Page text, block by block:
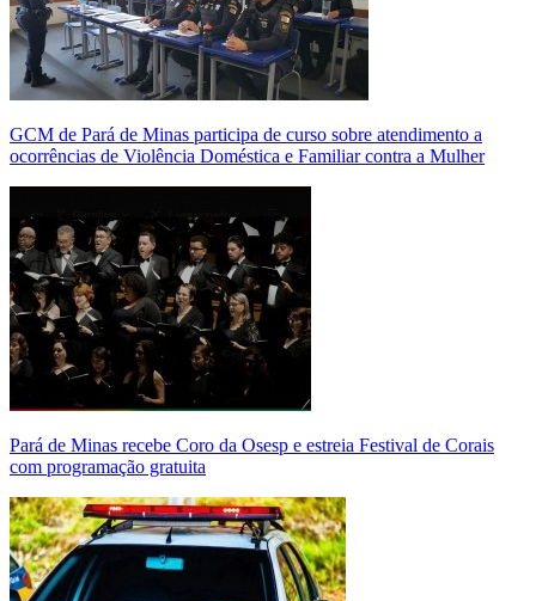
GCM de Pará de Minas participa de curso sobre atendimento a
ocorrências de Violência Doméstica e Familiar contra a Mulher
Pará de Minas recebe Coro da Osesp e estreia Festival de Corais
com programação gratuita